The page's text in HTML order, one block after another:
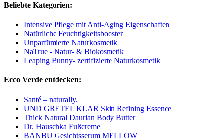
Beliebte Kategorien:
Intensive Pflege mit Anti-Aging Eigenschaften
Natürliche Feuchtigkeitsbooster
Unparfümierte Naturkosmetik
NaTrue - Natur- & Biokosmetik
Leaping Bunny- zertifizierte Naturkosmetik
Ecco Verde entdecken:
Santé – naturally.
UND GRETEL KLAR Skin Refining Essence
Thick Natural Daurian Body Butter
Dr. Hauschka Fußcreme
BANBU Gesichtsserum MELLOW